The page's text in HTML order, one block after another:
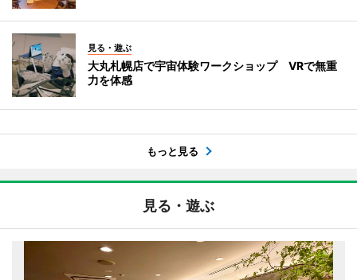
見る・遊ぶ
大丸札幌店で宇宙体験ワークショップ VRで無重
力を体感
もっと見る
見る・遊ぶ